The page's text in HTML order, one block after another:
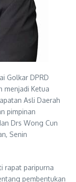
Golkar DPRD
menjadi Ketua
Asli Daerah
pimpinan
Drs Wong Cun
Senin
rapat paripurna
pembentukan